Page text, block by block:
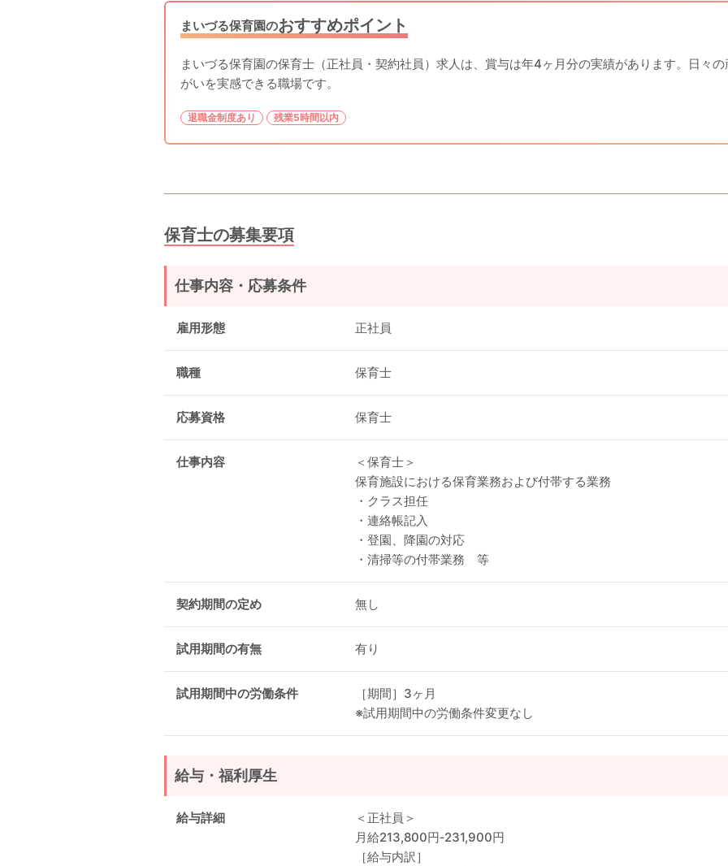
まいづる保育園のおすすめポイント
まいづる保育園の保育士（正社員・契約社員）求人は、賞与は年4ヶ月分の実績があります。日々
がいを実感できる職場です。
退職金制度あり 残業5時間以内
保育士の募集要項
仕事内容・応募条件
雇用形態 正社員
職種 保育士
応募資格 保育士
仕事内容
＜保育士＞
保育施設における保育業務および付帯する業務
・クラス担任
・連絡帳記入
・登園、降園の対応
・清掃等の付帯業務 等
契約期間の定め 無し
試用期間の有無 有り
試用期間中の労働条件
［期間］3ヶ月
※試用期間中の労働条件変更なし
給与・福利厚生
給与詳細
＜正社員＞
月給213,800円‐231,900円
［給与内訳］